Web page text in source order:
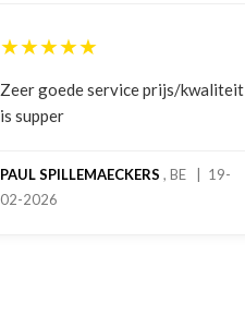
★★★★★
Zeer goede service prijs/kwaliteit
is supper
PAUL SPILLEMAECKERS , BE | 19-
02-2026